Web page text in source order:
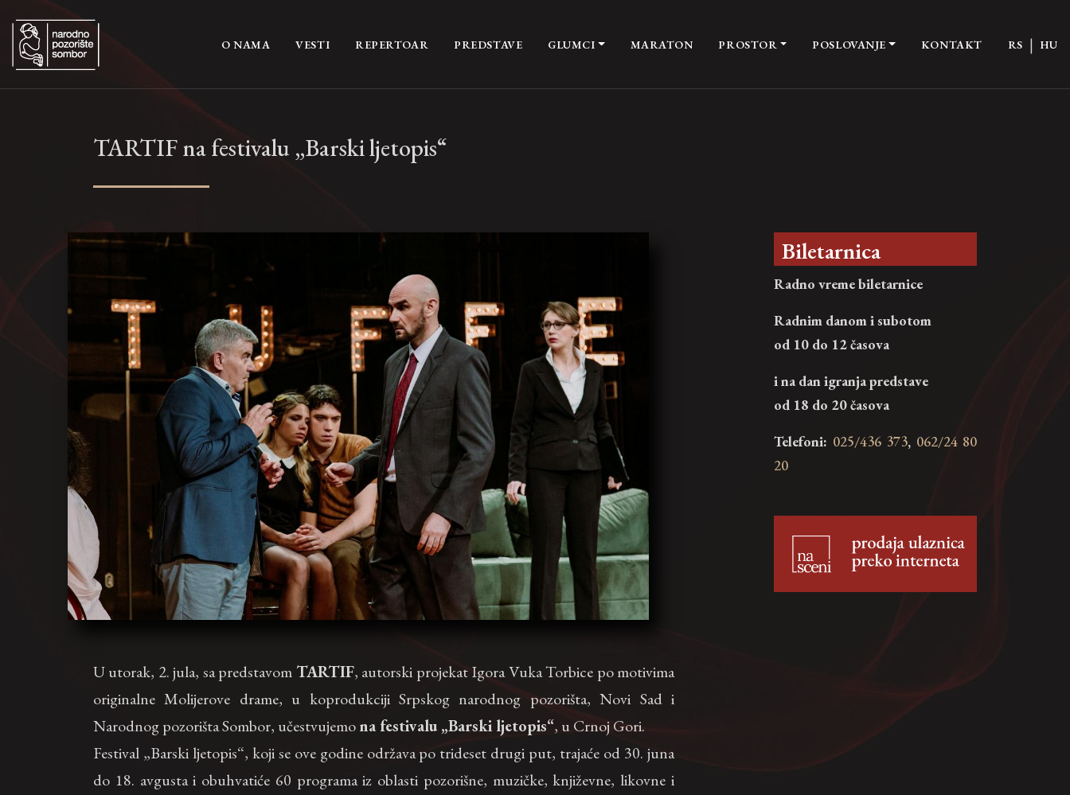
O NAMA (CURRENT)
VESTI REPERTOAR PREDSTAVE GLUMCI MARATON PROSTOR POSLOVANJE KONTAKT RS | HU
TARTIF na festivalu „Barski ljetopis“
U utorak, 2. jula, sa predstavom TARTIF, autorski projekat Igora Vuka Torbice po motivima
originalne Molijerove drame, u koprodukciji Srpskog narodnog pozorišta, Novi Sad i
Narodnog pozorišta Sombor, učestvujemona festivalu „Barski ljetopis“, u Crnoj Gori.
Festival „Barski ljetopis“, koji se ove godine održava po trideset drugi put, trajaće od 30. juna
do 18. avgusta i obuhvatiće 60 programa iz oblasti pozorišne, muzičke, književne, likovne i
Biletarnica
Radno vreme biletarnice
Radnim danom i subotom
od 10 do 12 časova
i na dan igranja predstave
od 18 do 20 časova
Telefoni: 025/436 373, 062/24 80
20